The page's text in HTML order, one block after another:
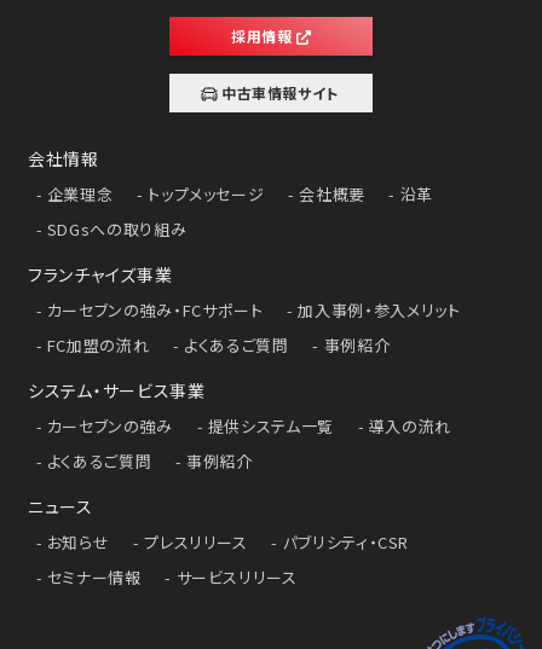
採用情報
中古車情報サイト
会社情報
企業理念 トップメッセージ 会社概要
沿革
SDGsへの取り組み
フランチャイズ事業
カーセブンの強み・FCサポート
加入事例・参入メリット
FC加盟の流れ
よくあるご質問 事例紹介
システム・サービス事業
カーセブンの強み 提供システム一覧
導入の流れ
よくあるご質問
事例紹介
ニュース
お知らせ プレスリリース
パブリシティ・CSR
セミナー情報
サービスリリース